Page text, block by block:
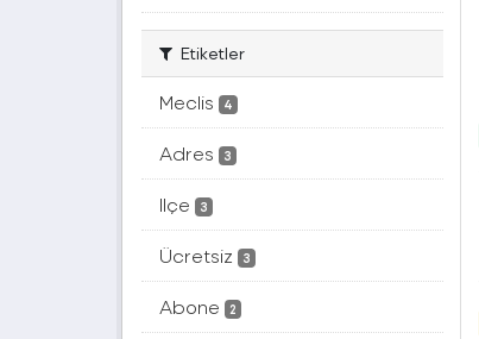
Etiketler
Meclis 4
Adres 3
Ilçe 3
Ücretsiz 3
Abone 2